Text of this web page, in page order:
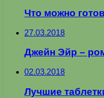
Что можно
27.03.2018
Джейн Эйр –
02.03.2018
Лучшие